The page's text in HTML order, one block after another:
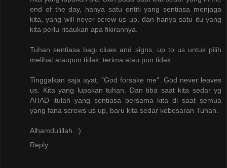
end of the day, hanya satu entiti yang sentiasa menjaga
kita, yang will never screw us up, dan hanya satu itu yang
kita perlu risaukan apa fikirannya.
Tuhan sentiasa bagi clues and signs, up to us untuk pilih
melihat ataupun tidak, terima atau pun tidak.
Tinggalkan saja ayat, "God forsake me". God never leaves
us. Kita yang lupakan tuhan. Dan tiba saat kita sedar yg
AHAD itulah yang sentiasa bersama kita di saat semua
yang fana screws us up, baru kita sedar kebesaran Tuhan.
Alhamdulillah. :)
Reply